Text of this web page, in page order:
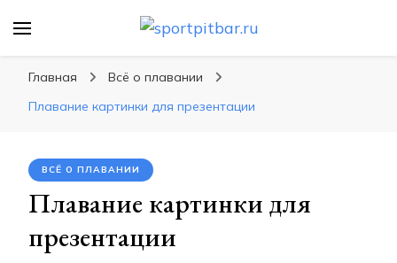
спортивных упражнения, правильные
диеты, программы тренировок
Главная
Всё о плавании
Плавание картинки для презентации
ВСЁ О ПЛАВАНИИ
Плавание картинки для
презентации